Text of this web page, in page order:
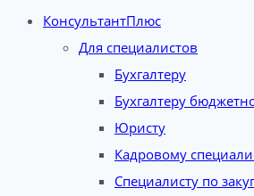
КонсультантПлюс
Для специалистов
Бухгалтеру
Бухгалтеру
Юристу
Кадровому
Специалисту по